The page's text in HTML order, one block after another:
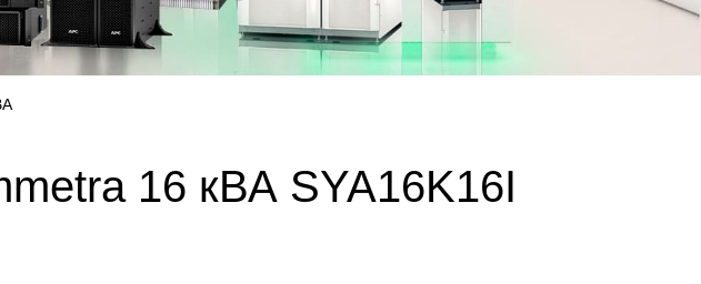
16 кВА SYA16K16I